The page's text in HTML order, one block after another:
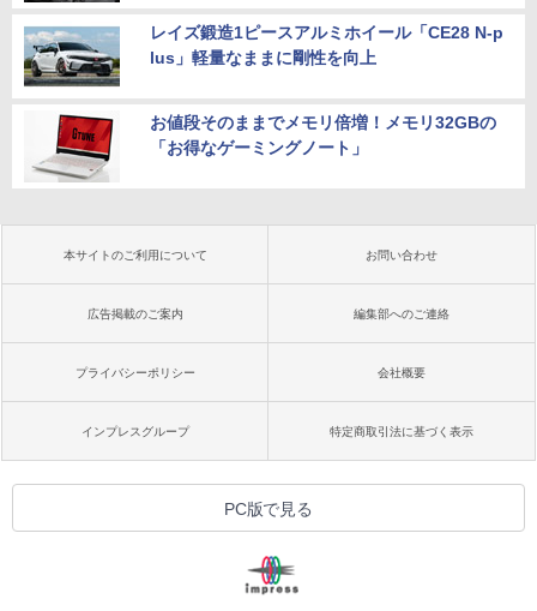
レイズ鍛造1ピースアルミホイール「CE28 N-p
lus」軽量なままに剛性を向上
お値段そのままでメモリ倍増！メモリ32GBの
「お得なゲーミングノート」
本サイトのご利用について お問い合わせ
広告掲載のご案内 編集部へのご連絡
プライバシーポリシー 会社概要
インプレスグループ 特定商取引法に基づく表示
PC版で見る